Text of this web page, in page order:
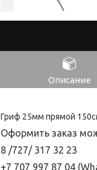
Описание
Гриф 25мм прямой
Оформить заказ
8 /727/ 317 32 23
+7 707 997 87 04 (